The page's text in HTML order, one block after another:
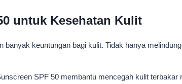
untuk Kesehatan Kulit
keuntungan bagi kulit. Tidak hanya
SPF 50 membantu mencegah kulit